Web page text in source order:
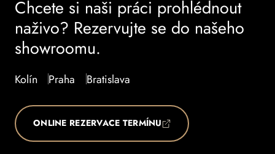
Chcete si naši práci prohlédnout
naživo? Rezervujte se do našeho
showroomu.
Kolín Praha Bratislava
ONLINE REZERVACE TERMÍNU